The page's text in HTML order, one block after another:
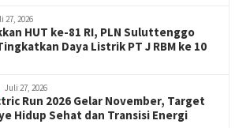
27, 2026
HUT ke-81 RI, PLN Suluttenggo
Daya Listrik PT J RBM ke 10
Juli 27, 2026
Run 2026 Gelar November, Target
Hidup Sehat dan Transisi Energi